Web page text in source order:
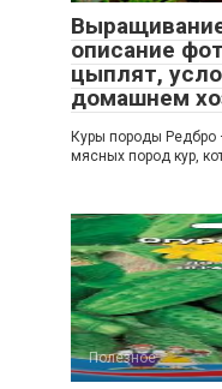
описание
цыплят,
домашнем
Куры породы Редбро
мясных пород кур,
Полезное